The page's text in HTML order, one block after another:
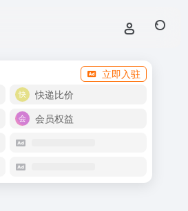
立即入驻
快递比价
会员权益